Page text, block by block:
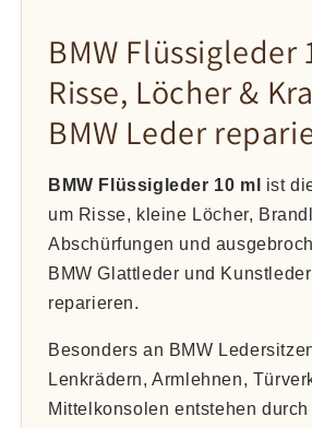
BMW Flüssigleder
Risse, Löcher &
BMW Leder
BMW Flüssigleder 10 ml
ist
um Risse, kleine Löcher,
Abschürfungen und
BMW Glattleder und
reparieren.
Besonders an BMW
Lenkrädern, Armlehnen,
Mittelkonsolen entstehen